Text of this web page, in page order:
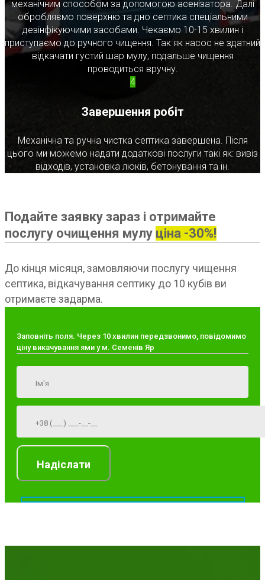
механічним способом за допомогою асенізатора. Далі
обробляємо поверхню та дно септика спеціальними
дезінфікуючими засобами. Чекаємо 10-15 хвилин і
приступаємо до ручного чищення. Так як насос не здатний
відкачати густий шар мулу, подальше чищення
проводиться вручну.
4
Завершення робіт
Механічна та ручна чистка септика завершена. Після
цього ми можемо надати додаткові послуги такі як: вивіз
відходів, установка люків, бетонування та ін.
Подайте заявку зараз і отримайте
послугу очищення мулу ціна -30%!
До кінця місяця, замовляючи послугу чищення
септика, відкачування септику до 10 кубів ви
отримаєте задарма.
Заповніть поля. Через 10 хвилин передзвонимо, повідомимо
ціну викачування ями у м. Семенів Яр